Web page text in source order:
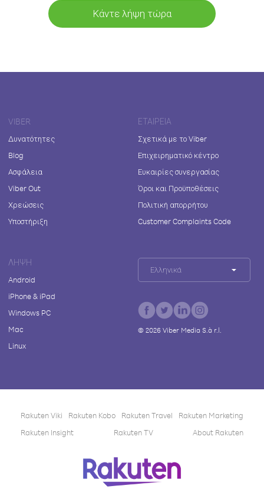
Κάντε λήψη τώρα
VIBER
Δυνατότητες
Blog
Ασφάλεια
Viber Out
Χρεώσεις
Υποστήριξη
ΕΤΑΙΡΕΊΑ
Σχετικά με το Viber
Επιχειρηματικό κέντρο
Ευκαιρίες συνεργασίας
Όροι και Προϋποθέσεις
Πολιτική απορρήτου
Customer Complaints Code
ΛΉΨΗ
Android
iPhone & iPad
Windows PC
Mac
Linux
Ελληνικά
© 2026Viber Media S.à r.l.
Rakuten Viki Rakuten Kobo Rakuten Travel
Rakuten Marketing
Rakuten Insight
Rakuten TV About Rakuten